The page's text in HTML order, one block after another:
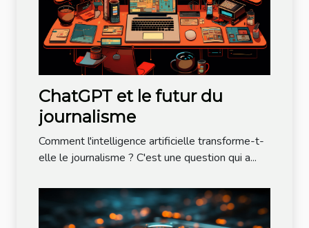
ChatGPT et le futur du
journalisme
Comment l'intelligence artificielle transforme-t-
elle le journalisme ? C'est une question qui a...